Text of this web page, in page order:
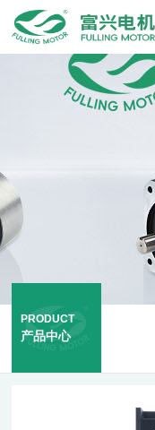
PRODUCT
产品中心